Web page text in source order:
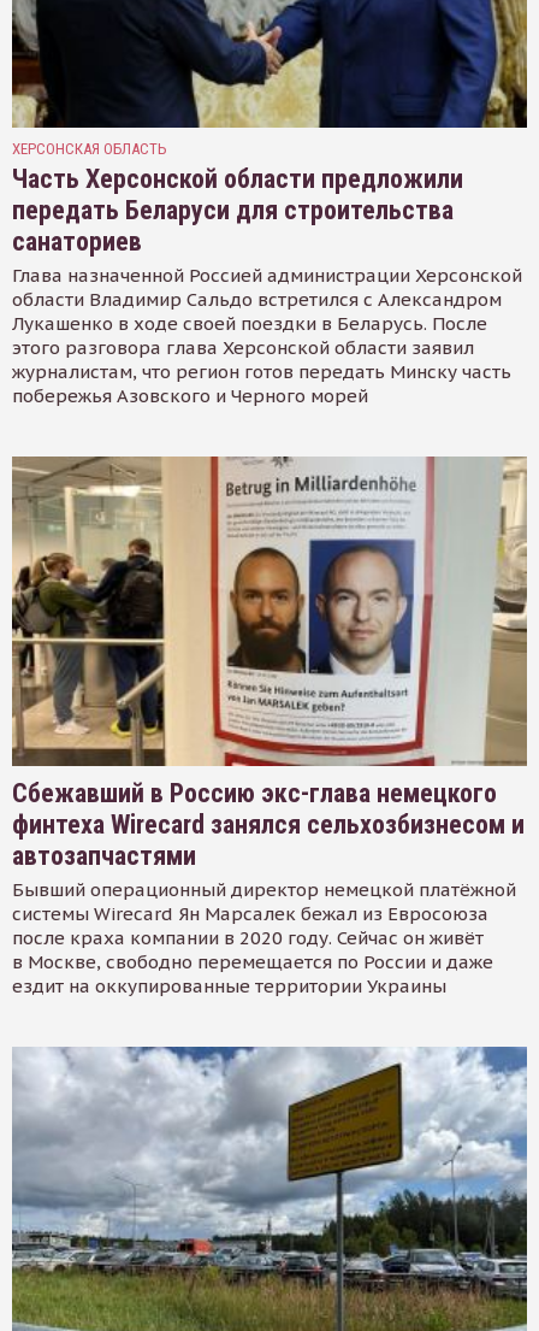
ХЕРСОНСКАЯ ОБЛАСТЬ
Часть Херсонской области предложили
передать Беларуси для строительства
санаториев
Глава назначенной Россией администрации Херсонской
области Владимир Сальдо встретился с Александром
Лукашенко в ходе своей поездки в Беларусь. После
этого разговора глава Херсонской области заявил
журналистам, что регион готов передать Минску часть
побережья Азовского и Черного морей
Сбежавший в Россию экс-глава немецкого
финтеха Wirecard занялся сельхозбизнесом и
автозапчастями
Бывший операционный директор немецкой платёжной
системы Wirecard Ян Марсалек бежал из Евросоюза
после краха компании в 2020 году. Сейчас он живёт
в Москве, свободно перемещается по России и даже
ездит на оккупированные территории Украины